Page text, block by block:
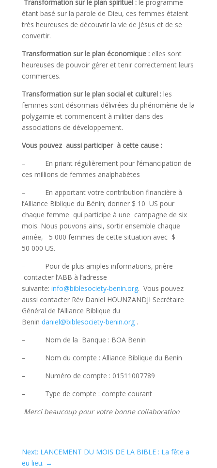
Transformation sur le plan spirituel :le programme
étant basé sur la parole de Dieu, ces femmes étaient
très heureuses de découvrir la vie de Jésus et de se
convertir.
Transformation sur le plan économique :elles sont
heureuses de pouvoir gérer et tenir correctement leurs
commerces.
Transformation sur le plan social et culturel :les
femmes sont désormais délivrées du phénomène de la
polygamie et commencent à militer dans des
associations de développement.
Vous pouvez aussi participer à cette cause :
– En priant régulièrement pour l’émancipation de
ces millions de femmes analphabètes
– En apportant votre contribution financière à
l’Alliance Biblique du Bénin; donner $ 10 US pour
chaque femme qui participe à une campagne de six
mois. Nous pouvons ainsi, sortir ensemble chaque
année, 5 000 femmes de cette situation avec $
50 000 US.
– Pour de plus amples informations, prière
contacter l’ABB à l’adresse
suivante: info@biblesociety-benin.org. Vous pouvez
aussi contacter Rév Daniel HOUNZANDJI Secrétaire
Général de l’Alliance Biblique du
Benin daniel@biblesociety-benin.org.
– Nom de la Banque : BOA Benin
– Nom du compte : Alliance Biblique du Benin
– Numéro de compte : 01511007789
– Type de compte : compte courant
Merci beaucoup pour votre bonne collaboration
Next: LANCEMENT DU MOIS DE LA BIBLE : La fête a
eu lieu. →